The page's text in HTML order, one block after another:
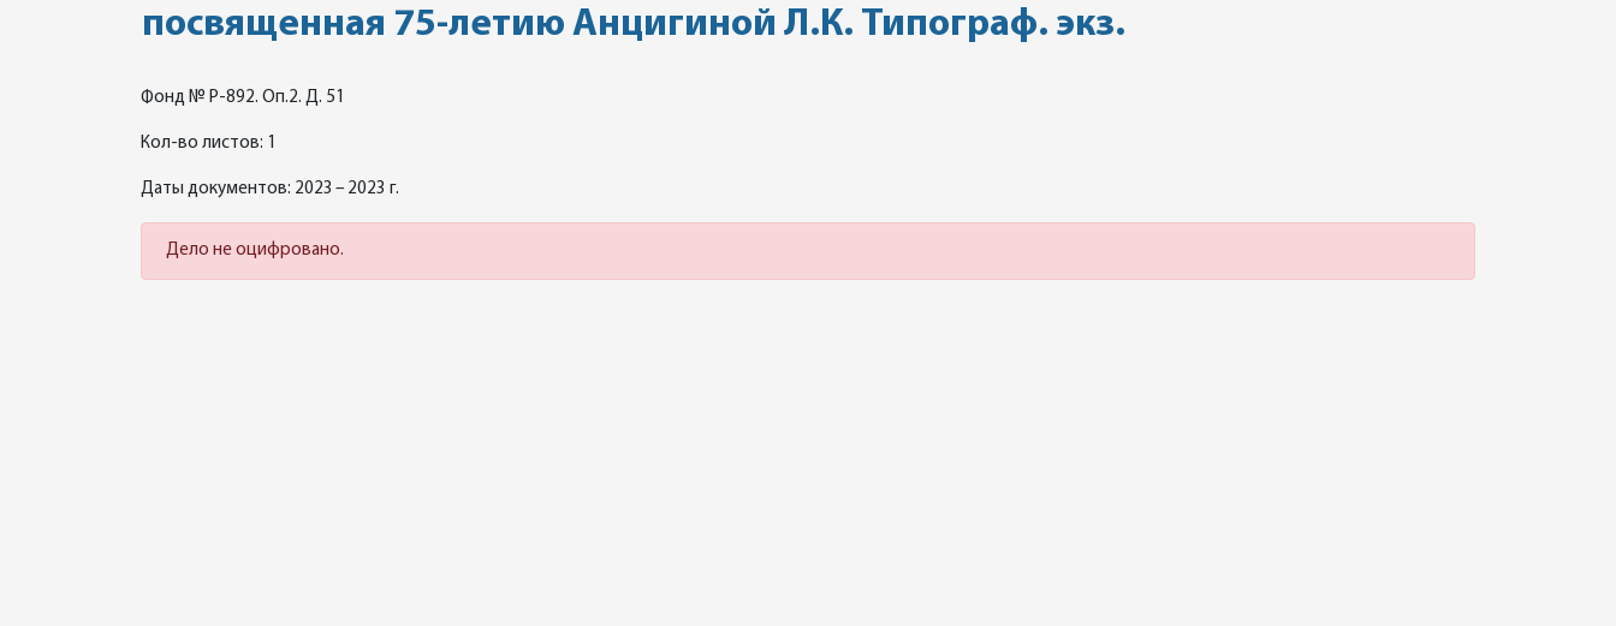
посвященная 75-летию Анцигиной Л.К. Типограф. экз.
Фонд № Р-892. Оп.2. Д. 51
Кол-во листов: 1
Даты документов: 2023 – 2023 г.
Дело не оцифровано.